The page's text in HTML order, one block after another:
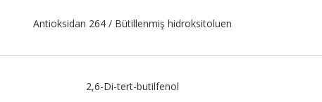
Antioksidan 264 / Bütillenmiş hidroksitoluen
2,6-Di-tert-butilfenol